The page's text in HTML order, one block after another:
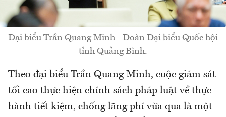
Đại biểu Trần Quang Minh - Đoàn Đại biểu Quốc hội
tỉnh Quảng Bình.
Theo đại biểu Trần Quang Minh, cuộc giám sát
tối cao thực hiện chính sách pháp luật về thực
hành tiết kiệm, chống lãng phí vừa qua là một